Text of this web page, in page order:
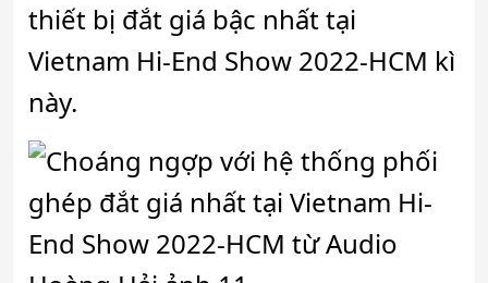
thiết bị đắt giá bậc nhất tại
Vietnam Hi-End Show 2022-HCM kì
này.